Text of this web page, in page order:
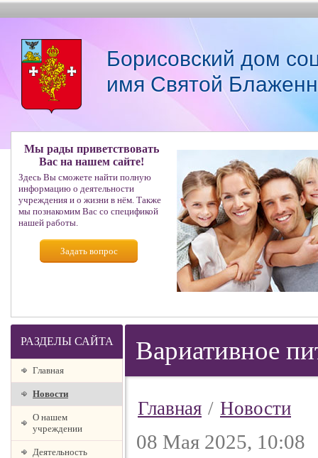
Борисовский дом
имя Святой
Мы рады приветствовать
Вас на нашем сайте!
Здесь Вы сможете найти полную
информацию о деятельности
учреждения и о жизни в нём. Также
мы познакомим Вас со спецификой
нашей работы.
Задать вопрос
РАЗДЕЛЫ САЙТА
Главная
Новости
О нашем
учреждении
Деятельность
Вариативное
Главная / Новости
08 Мая 2025, 10:08